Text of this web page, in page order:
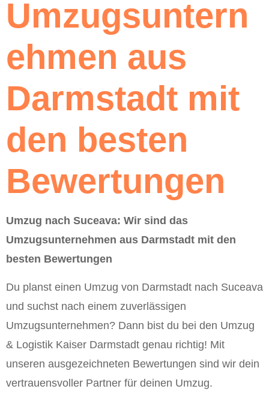
Umzugsuntern
ehmen aus
Darmstadt mit
den besten
Bewertungen
Umzug nach Suceava: Wir sind das
Umzugsunternehmen aus Darmstadt mit den
besten Bewertungen
Du planst einen Umzug von Darmstadt nach Suceava
und suchst nach einem zuverlässigen
Umzugsunternehmen? Dann bist du bei den Umzug
& Logistik Kaiser Darmstadt genau richtig! Mit
unseren ausgezeichneten Bewertungen sind wir dein
vertrauensvoller Partner für deinen Umzug.